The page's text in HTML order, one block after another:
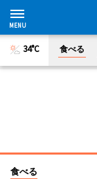
34°C 食べる
食べる